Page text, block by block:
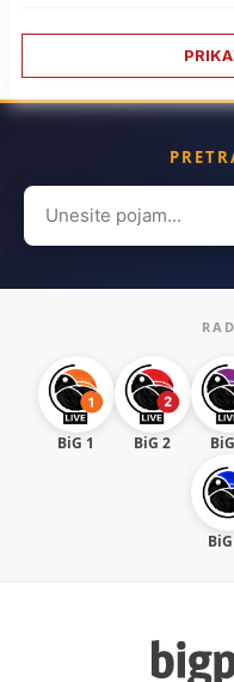
Search
for:
BiG 1 BiG 2